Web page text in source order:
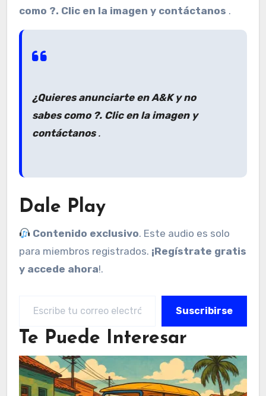
como ?. Clic en la imagen y contáctanos .
¿Quieres anunciarte en A&K y no
sabes como ?. Clic en la imagen y
contáctanos .
Dale Play
Contenido exclusivo. Este audio es solo
para miembros registrados. ¡Regístrate gratis
y accede ahora!.
Suscribirse
Te Puede Interesar